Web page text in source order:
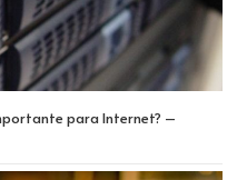
para Internet? –